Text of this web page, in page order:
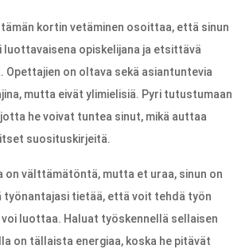
kortin vetäminen osoittaa, että sinun
opiskelijana ja etsittävä
Opettajien on oltava sekä asiantuntevia
mutta eivät ylimielisiä. Pyri tutustumaan
he voivat tuntea sinut, mikä auttaa
suosituskirjeitä.
on välttämätöntä, mutta et uraa, sinun on
tietää, että voit tehdä työn
voi luottaa. Haluat työskennellä sellaisen
on tällaista energiaa, koska he pitävät